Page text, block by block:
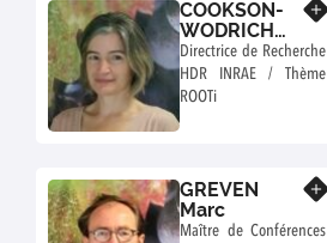
COOKSON-
WODRICH
Sarah Jane
Directrice de Recherche
HDR INRAE / Thème
ROOTi
GREVEN
Marc
Maître de Conférences